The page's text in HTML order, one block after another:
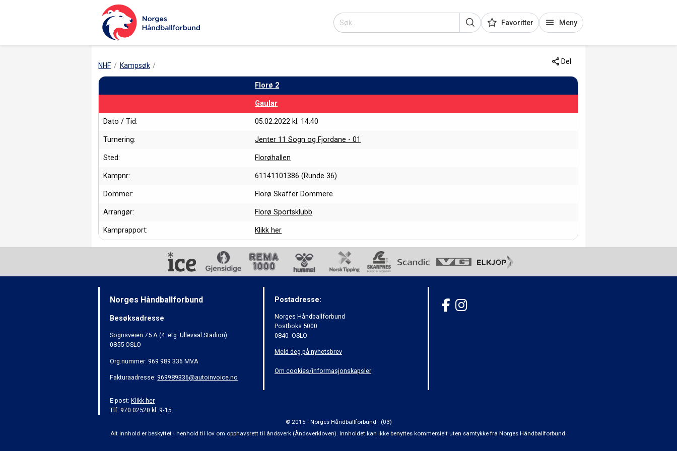
Favoritter Meny
NHF Kampsøk Del
Florø 2
Gaular
Dato / Tid: 05.02.2022 kl. 14:40
Turnering: Jenter 11 Sogn og Fjordane - 01
Sted: Florøhallen
Kampnr: 61141101386 (Runde 36)
Dommer: Florø Skaffer Dommere
Arrangør: Florø Sportsklubb
Kamprapport: Klikk her
Norges Håndballforbund
Besøksadresse
Sognsveien 75 A (4. etg. Ullevaal Stadion)
0855 OSLO
Org.nummer: 969 989 336 MVA
Fakturaadresse:969989336@autoinvoice.no
E-post:Klikk her
Tlf: 970 02520 kl. 9-15
Postadresse:
Norges Håndballforbund
Postboks 5000
0840 OSLO
Meld deg på nyhetsbrev
Om cookies/informasjonskapsler
© 2015 - Norges Håndballforbund - (03)
Alt innhold er beskyttet i henhold til lov om opphavsrett til åndsverk (Åndsverkloven). Innholdet kan ikke benyttes kommersielt uten samtykke fra Norges Håndballforbund.